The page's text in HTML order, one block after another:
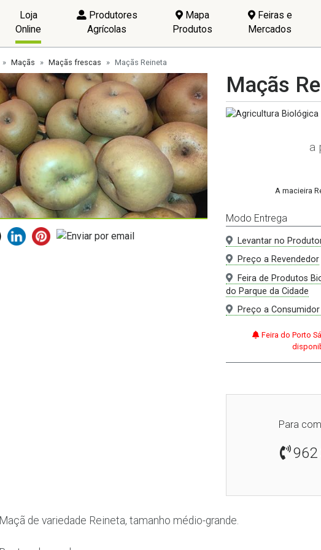
Loja
Online
Produtores
Agrícolas
Mapa
Produtos
Feiras e
Mercados
Maçãs Maçãs frescas Maçãs Reineta
Maçãs
a
A macieira
Modo Entrega
Levantar no
Preço a Revendedor
Feira de Produtos
do Parque da Cidade
Preço a Consumidor
Feira do Porto
Para
962
Maçã de variedade Reineta, tamanho médio-grande.